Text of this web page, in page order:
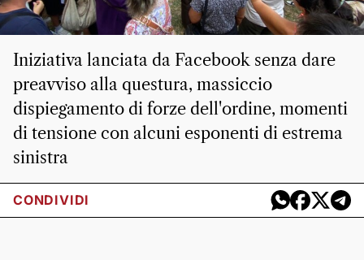
Iniziativa lanciata da Facebook senza dare
preavviso alla questura, massiccio
dispiegamento di forze dell'ordine, momenti
di tensione con alcuni esponenti di estrema
sinistra
CONDIVIDI